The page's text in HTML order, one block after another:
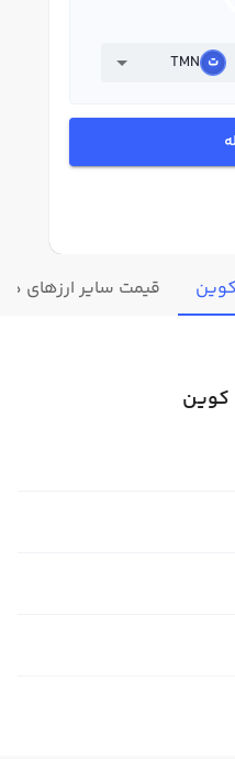
TMN
قیمت سایر ارزهای
کوین